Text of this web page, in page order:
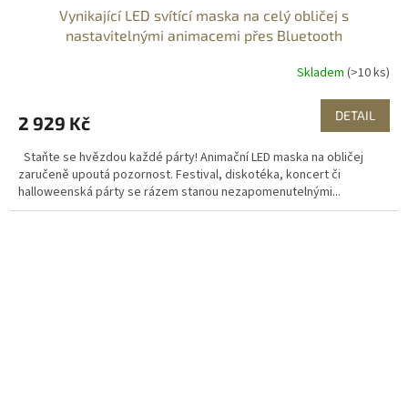
Vynikající LED svítící maska na celý obličej s
nastavitelnými animacemi přes Bluetooth
Skladem (>10 ks)
2 929 Kč DETAIL
Staňte se hvězdou každé párty! Animační LED maska na obličej
zaručeně upoutá pozornost. Festival, diskotéka, koncert či
halloweenská párty se rázem stanou nezapomenutelnými...